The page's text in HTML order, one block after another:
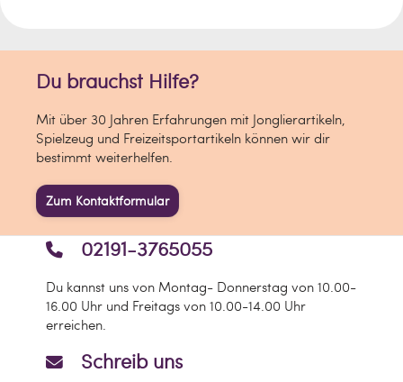
- hochpigmentiert
- kein Pudern notwendig
- leicht zu entfernen
- leichte Verteilbarkeit
PRO TIPP:
Catwalk-Tipp: Eine dünne Schicht
Aquacolor unter Puder-Lidschatten wie
zum Beispiel Living Color oder Satin
Powder macht jeden Look noch
farbintensiver und ausdrucksstärker.
Glycerin, Talc, Aqua (Water), Cetearyl
Du brauchst Hilfe?
Mit über 30 Jahren Erfahrungen mit Jonglierartikeln,
Spielzeug und Freizeitsportartikeln können wir dir
bestimmt weiterhelfen.
Zum Kontaktformular
Schreib uns
02191-3765055
Du kannst uns von Montag- Donnerstag von 10.00-
16.00 Uhr und Freitags von 10.00-14.00 Uhr
erreichen.